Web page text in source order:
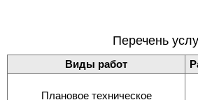
Перечень
Виды работ
Плановое техническое